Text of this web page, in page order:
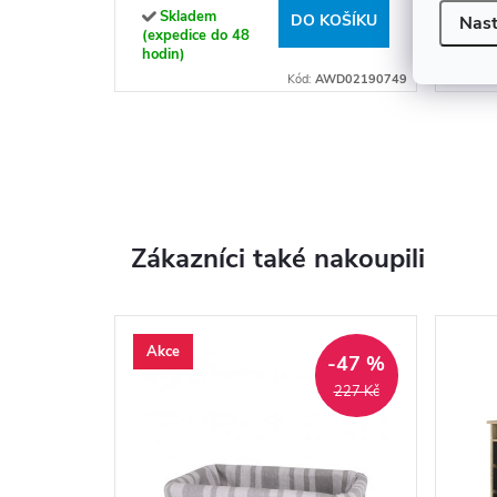
Skladem
(expedice do 48
hodin)
DO KOŠÍKU
Kód: AWD02190749
Zákazníci také nakoupili
227 Kč
-47 %
Akce